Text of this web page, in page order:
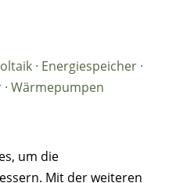
· Energiespeicher ·
Wärmepumpen
um die
Mit der weiteren